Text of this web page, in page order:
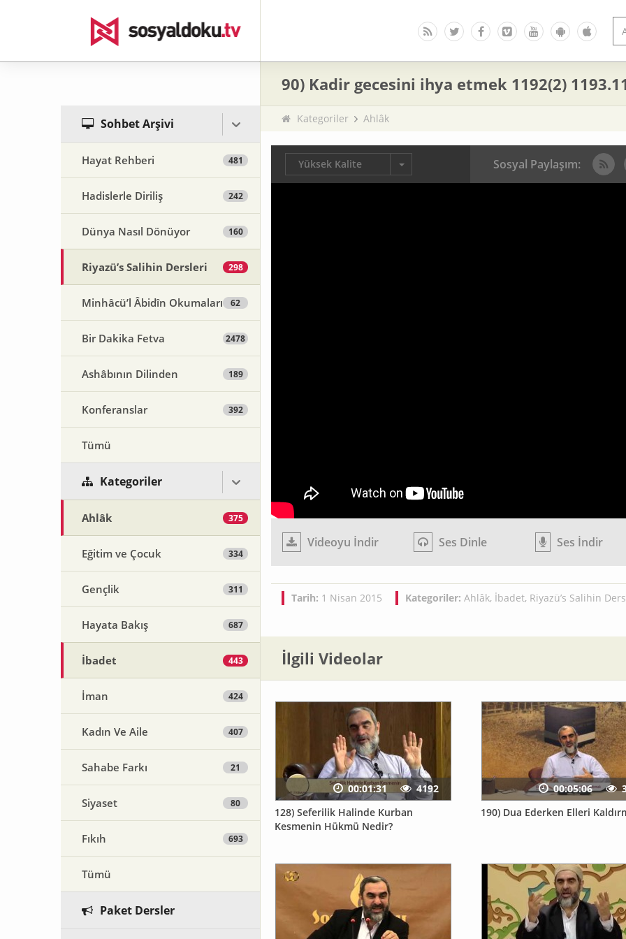
Sohbet Arşivi
Hayat Rehberi 481
Hadislerle Diriliş 242
Dünya Nasıl Dönüyor 160
Riyazü’s Salihin Dersleri 298
Minhâcü’l Âbidîn Okumaları 62
Bir Dakika Fetva 2478
Ashâbının Dilinden 189
Konferanslar 392
Tümü
Kategoriler
Ahlâk 375
Eğitim ve Çocuk 334
Gençlik 311
Hayata Bakış 687
İbadet 443
İman 424
Kadın Ve Aile 407
Sahabe Farkı 21
Siyaset 80
Fıkıh 693
Tümü
Paket Dersler
90) Kadir gecesini ihya etmek 1192(2)
Kategoriler Ahlâk
Yüksek Kalite Sosyal Paylaşım:
Videoyu İndir Ses Dinle Ses İndir
Tarih: 1 Nisan 2015 Kategoriler: Ahlâk, İbadet, Riyazü’s Salihin
İlgili Videolar
128) Seferilik Halinde Kurban
Kesmenin Hükmü Nedir?
00:01:31
4192
190) Dua Ederken Elleri
00:05:06